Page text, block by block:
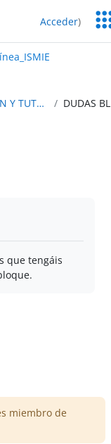
Acceder)
📞COMUNICACIÓN Y TUTORIZACIÓN
que tengáis
en los foros
miembro de